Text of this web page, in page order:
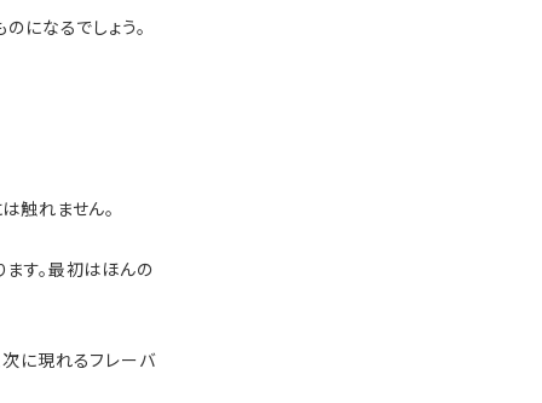
になるでしょう。
触れません。
す。最初はほんの
に現れるフレーバ